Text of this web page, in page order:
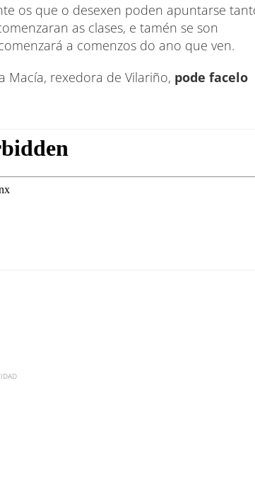
os que o desexen poden apuntarse
as clases, e tamén se son
a comenzos do ano que ven.
Macía, rexedora de Vilariño, pode facelo